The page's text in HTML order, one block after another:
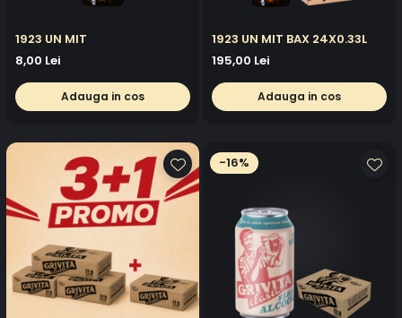
1923 UN MIT
8,00 Lei
Adauga in cos
1923 UN MIT BAX 24X0.33L
195,00 Lei
Adauga in cos
-16%